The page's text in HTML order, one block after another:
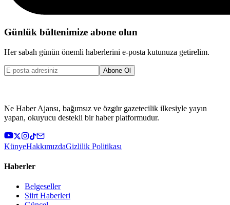
Günlük bültenimize abone olun
Her sabah günün önemli haberlerini e-posta kutunuza getirelim.
Abone Ol
Ne Haber Ajansı, bağımsız ve özgür gazetecilik ilkesiyle yayın
yapan, okuyucu destekli bir haber platformudur.
KünyeHakkımızdaGizlilik Politikası
Haberler
Belgeseller
Siirt Haberleri